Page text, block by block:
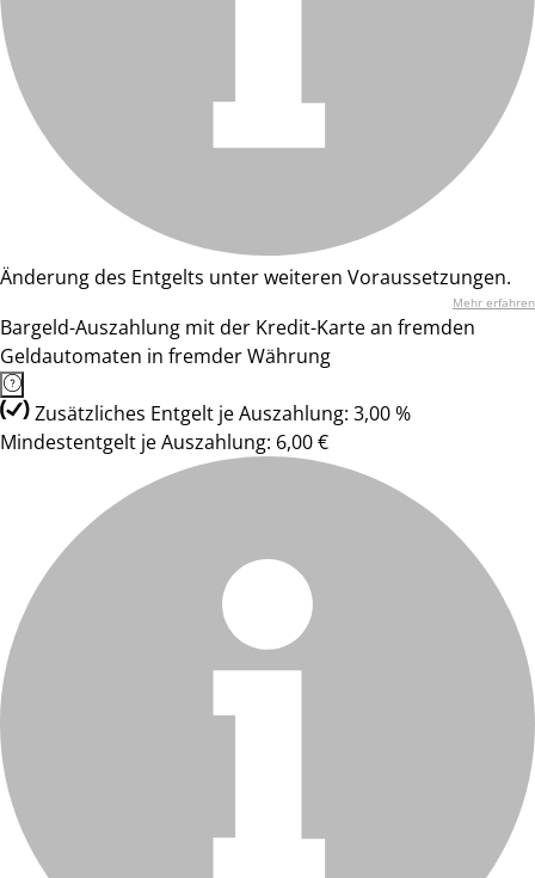
Änderung des Entgelts unter weiteren Voraussetzungen.
Mehr erfahren
Bargeld-Auszahlung mit der Kredit-Karte an fremden
Geldautomaten in fremder Währung
Zusätzliches Entgelt je Auszahlung: 3,00 %
Mindestentgelt je Auszahlung: 6,00 €